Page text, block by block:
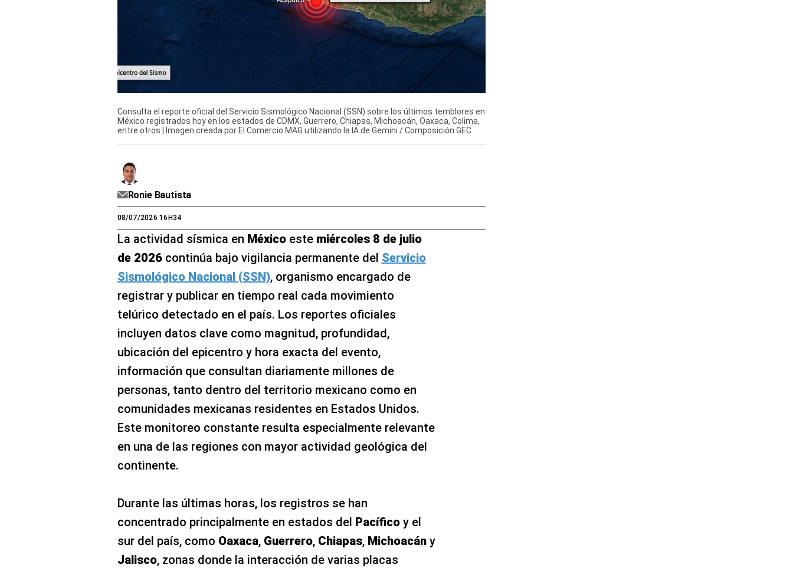
Consulta el reporte oficial del Servicio Sismológico Nacional (SSN) sobre los últimos temblores en
México registrados hoy en los estados de CDMX, Guerrero, Chiapas, Michoacán, Oaxaca, Colima,
entre otros | Imagen creada por El Comercio MAG utilizando la IA de Gemini / Composición GEC
Ronie Bautista
08/07/2026 16H34
La actividad sísmica en Méxicoeste miércoles 8 de julio
de 2026continúa bajo vigilancia permanente del Servicio
Sismológico Nacional (SSN), organismo encargado de
registrar y publicar en tiempo real cada movimiento
telúrico detectado en el país. Los reportes oficiales
incluyen datos clave como magnitud, profundidad,
ubicación del epicentro y hora exacta del evento,
información que consultan diariamente millones de
personas, tanto dentro del territorio mexicano como en
comunidades mexicanas residentes en Estados Unidos.
Este monitoreo constante resulta especialmente relevante
en una de las regiones con mayor actividad geológica del
continente.
Durante las últimas horas, los registros se han
concentrado principalmente en estados del Pacíficoy el
sur del país, como Oaxaca, Guerrero, Chiapas, Michoacány
Jalisco, zonas donde la interacción de varias placas